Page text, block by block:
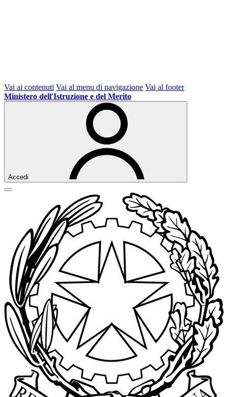
Vai ai contenuti Vai al menu di navigazione Vai al footer
Ministero dell'Istruzione e del Merito
Accedi